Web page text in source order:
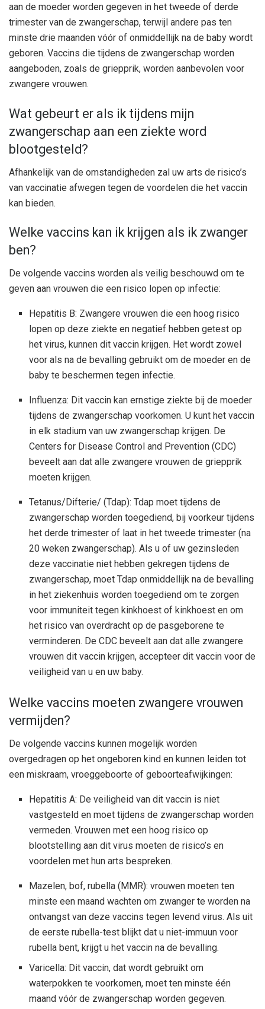
aan de moeder worden gegeven in het tweede of derde
trimester van de zwangerschap, terwijl andere pas ten
minste drie maanden vóór of onmiddellijk na de baby wordt
geboren. Vaccins die tijdens de zwangerschap worden
aangeboden, zoals de griepprik, worden aanbevolen voor
zwangere vrouwen.
Wat gebeurt er als ik tijdens mijn
zwangerschap aan een ziekte word
blootgesteld?
Afhankelijk van de omstandigheden zal uw arts de risico’s
van vaccinatie afwegen tegen de voordelen die het vaccin
kan bieden.
Welke vaccins kan ik krijgen als ik zwanger
ben?
De volgende vaccins worden als veilig beschouwd om te
geven aan vrouwen die een risico lopen op infectie:
Hepatitis B: Zwangere vrouwen die een hoog risico
lopen op deze ziekte en negatief hebben getest op
het virus, kunnen dit vaccin krijgen. Het wordt zowel
voor als na de bevalling gebruikt om de moeder en de
baby te beschermen tegen infectie.
Influenza: Dit vaccin kan ernstige ziekte bij de moeder
tijdens de zwangerschap voorkomen. U kunt het vaccin
in elk stadium van uw zwangerschap krijgen. De
Centers for Disease Control and Prevention (CDC)
beveelt aan dat alle zwangere vrouwen de griepprik
moeten krijgen.
Tetanus/Difterie/ (Tdap): Tdap moet tijdens de
zwangerschap worden toegediend, bij voorkeur tijdens
het derde trimester of laat in het tweede trimester (na
20 weken zwangerschap). Als u of uw gezinsleden
deze vaccinatie niet hebben gekregen tijdens de
zwangerschap, moet Tdap onmiddellijk na de bevalling
in het ziekenhuis worden toegediend om te zorgen
voor immuniteit tegen kinkhoest of kinkhoest en om
het risico van overdracht op de pasgeborene te
verminderen. De CDC beveelt aan dat alle zwangere
vrouwen dit vaccin krijgen, accepteer dit vaccin voor de
veiligheid van u en uw baby.
Welke vaccins moeten zwangere vrouwen
vermijden?
De volgende vaccins kunnen mogelijk worden
overgedragen op het ongeboren kind en kunnen leiden tot
een miskraam, vroeggeboorte of geboorteafwijkingen:
Hepatitis A: De veiligheid van dit vaccin is niet
vastgesteld en moet tijdens de zwangerschap worden
vermeden. Vrouwen met een hoog risico op
blootstelling aan dit virus moeten de risico’s en
voordelen met hun arts bespreken.
Mazelen, bof, rubella (MMR): vrouwen moeten ten
minste een maand wachten om zwanger te worden na
ontvangst van deze vaccins tegen levend virus. Als uit
de eerste rubella-test blijkt dat u niet-immuun voor
rubella bent, krijgt u het vaccin na de bevalling.
Varicella: Dit vaccin, dat wordt gebruikt om
waterpokken te voorkomen, moet ten minste één
maand vóór de zwangerschap worden gegeven.